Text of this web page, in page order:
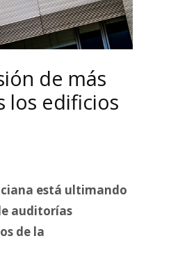
de más
los edificios
está ultimando
auditorías
de la